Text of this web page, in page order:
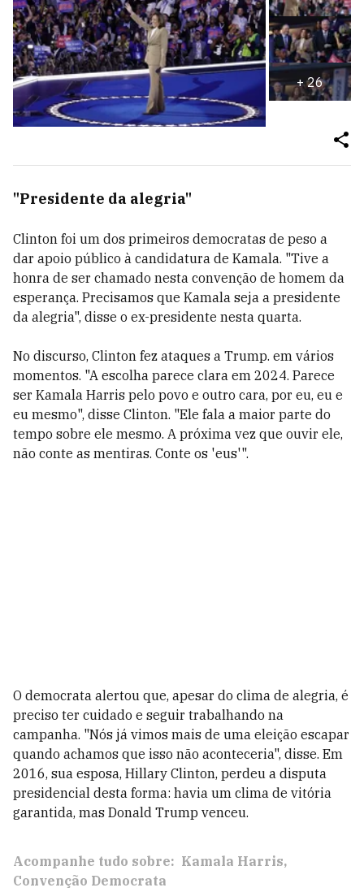
+26
"Presidente da alegria"
Clinton foi um dos primeiros democratas de peso a
dar apoio público à candidatura de Kamala. "Tive a
honra de ser chamado nesta convenção de homem da
esperança. Precisamos que Kamala seja a presidente
da alegria", disse o ex-presidente nesta quarta.
No discurso, Clinton fez ataques a Trump. em vários
momentos. "A escolha parece clara em 2024. Parece
ser Kamala Harris pelo povo e outro cara, por eu, eu e
eu mesmo", disse Clinton. "Ele fala a maior parte do
tempo sobre ele mesmo. A próxima vez que ouvir ele,
não conte as mentiras. Conte os 'eus'".
O democrata alertou que, apesar do clima de alegria, é
preciso ter cuidado e seguir trabalhando na
campanha. "Nós já vimos mais de uma eleição escapar
quando achamos que isso não aconteceria", disse. Em
2016, sua esposa, Hillary Clinton, perdeu a disputa
presidencial desta forma: havia um clima de vitória
garantida, mas Donald Trump venceu.
Acompanhe tudo sobre: Kamala Harris
Convenção Democrata